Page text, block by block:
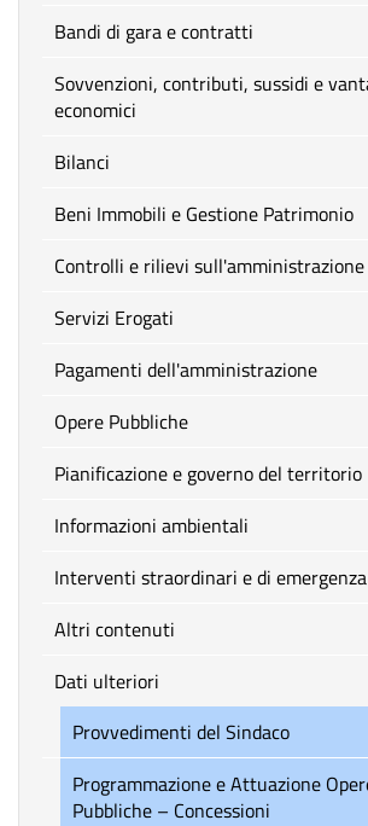
Bandi di gara e contratti
Sovvenzioni, contributi, sussidi e vantaggi
economici
Bilanci
Beni Immobili e Gestione Patrimonio
Controlli e rilievi sull'amministrazione
Servizi Erogati
Pagamenti dell'amministrazione
Opere Pubbliche
Pianificazione e governo del territorio
Informazioni ambientali
Interventi straordinari e di emergenza
Altri contenuti
Dati ulteriori
Provvedimenti del Sindaco
Programmazione e Attuazione Opere
Pubbliche – Concessioni